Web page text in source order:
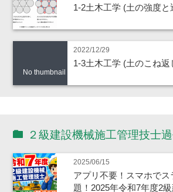
1-2土木工学 (土の強度と
No thumbnail
2022/12/29
1-3土木工学 (土のこね返
２級建設機械施工管理技士
2025/06/15
アプリ不要！スマホでス
題！2025年令和7年度2